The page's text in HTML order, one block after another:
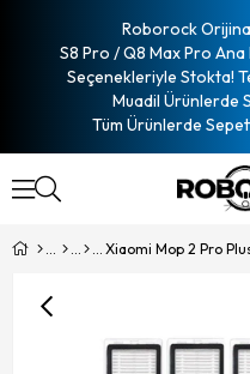
Roborock
S8 Pro / Q8 Max Pro Ana
Seçenekleriyle Stokta!
Muadil Ürünlerde
Tüm Ürünlerde